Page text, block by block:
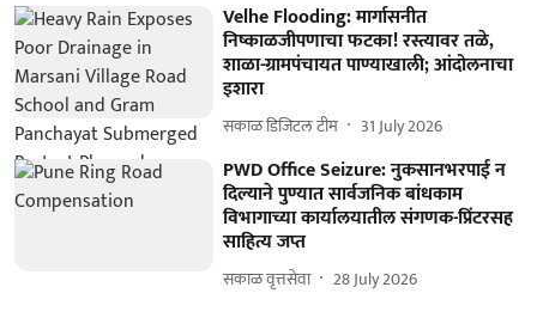
Velhe Flooding: मार्गासनीत
निष्काळजीपणाचा फटका! रस्त्यावर तळे,
शाळा-ग्रामपंचायत पाण्याखाली; आंदोलनाचा
इशारा
सकाळ डिजिटल टीम 31 July 2026
PWD Office Seizure: नुकसानभरपाई न
दिल्याने पुण्यात सार्वजनिक बांधकाम
विभागाच्या कार्यालयातील संगणक-प्रिंटरसह
साहित्य जप्त
सकाळ वृत्तसेवा 28 July 2026